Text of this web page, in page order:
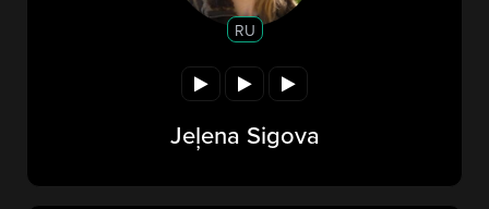
RU
Jeļena Sigova